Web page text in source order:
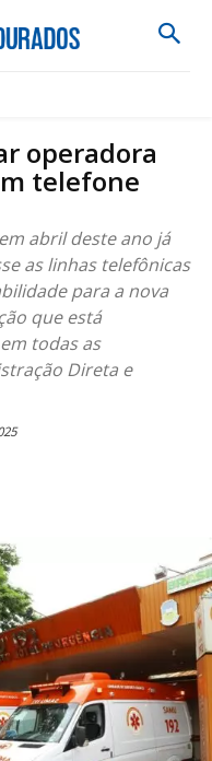
operadora
telefone
abril deste ano já
as linhas telefônicas
para a nova
que está
todas as
Direta e